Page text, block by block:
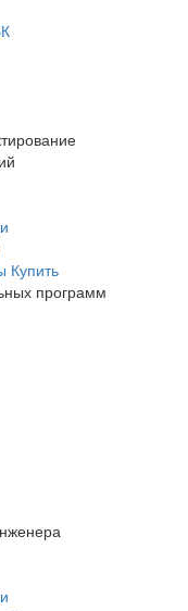
Купить
программ